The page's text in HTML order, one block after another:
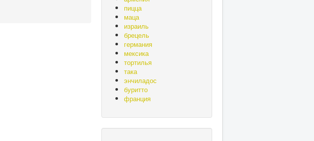
пицца
маца
израиль
брецель
германия
мексика
тортилья
така
энчиладос
буритто
франция